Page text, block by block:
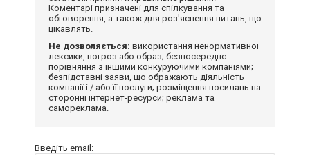
Коментарі призначені для спілкування та
обговорення, а також для роз'яснення питань, що
цікавлять.
Не дозволяється: використання ненормативної
лексики, погроз або образ; безпосереднє
порівняння з іншими конкуруючими компаніями;
безпідставні заяви, що ображають діяльність
компанії і / або її послуги; розміщення посилань на
сторонні інтернет-ресурси; реклама та
самореклама.
Введіть email: